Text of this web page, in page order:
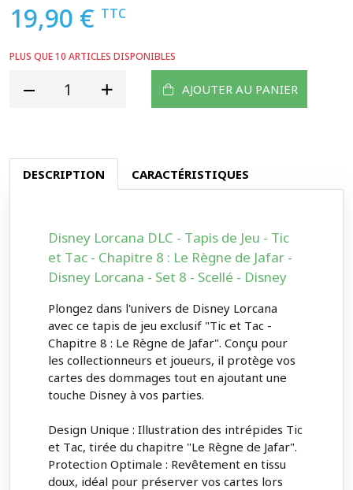
19,90 € TTC
PLUS QUE 10 ARTICLES DISPONIBLES
AJOUTER AU PANIER
DESCRIPTION CARACTÉRISTIQUES
Disney Lorcana DLC - Tapis de Jeu - Tic
et Tac - Chapitre 8 : Le Règne de Jafar -
Disney Lorcana - Set 8 - Scellé - Disney
Plongez dans l'univers de Disney Lorcana
avec ce tapis de jeu exclusif "Tic et Tac -
Chapitre 8 : Le Règne de Jafar". Conçu pour
les collectionneurs et joueurs, il protège vos
cartes des dommages tout en ajoutant une
touche Disney à vos parties.
Design Unique : Illustration des intrépides Tic
et Tac, tirée du chapitre "Le Règne de Jafar".
Protection Optimale : Revêtement en tissu
doux, idéal pour préserver vos cartes lors